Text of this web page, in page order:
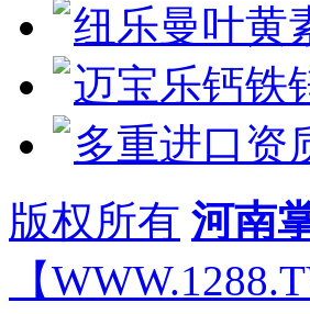
纽乐曼叶黄
迈宝乐钙铁
多重进口资
版权所有 河南
【